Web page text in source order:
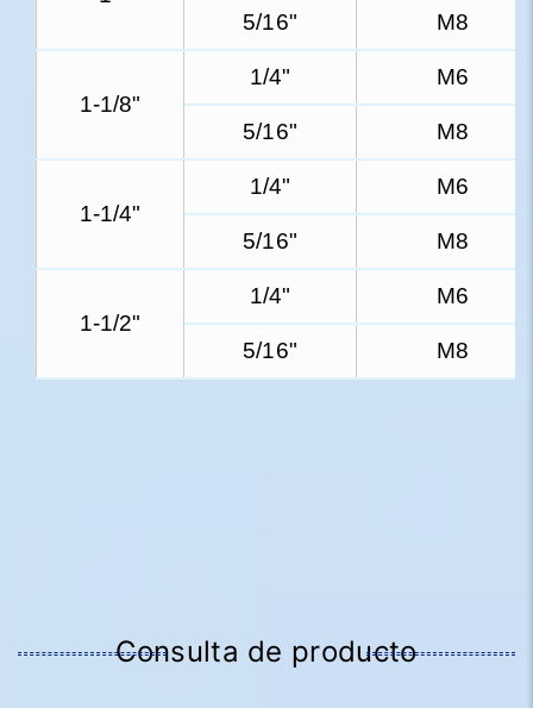
5/16"
M8
1-1/8"
1/4" M6
5/16" M8
1-1/4"
1/4" M6
5/16" M8
1-1/2"
1/4" M6
5/16" M8
Consulta de producto